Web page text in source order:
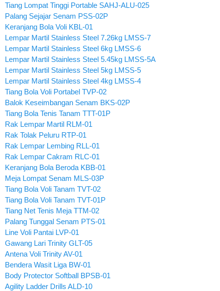
Tiang Lompat Tinggi Portable SAHJ-ALU-025
Palang Sejajar Senam PSS-02P
Keranjang Bola Voli KBL-01
Lempar Martil Stainless Steel 7.26kg LMSS-7
Lempar Martil Stainless Steel 6kg LMSS-6
Lempar Martil Stainless Steel 5.45kg LMSS-5A
Lempar Martil Stainless Steel 5kg LMSS-5
Lempar Martil Stainless Steel 4kg LMSS-4
Tiang Bola Voli Portabel TVP-02
Balok Keseimbangan Senam BKS-02P
Tiang Bola Tenis Tanam TTT-01P
Rak Lempar Martil RLM-01
Rak Tolak Peluru RTP-01
Rak Lempar Lembing RLL-01
Rak Lempar Cakram RLC-01
Keranjang Bola Beroda KBB-01
Meja Lompat Senam MLS-03P
Tiang Bola Voli Tanam TVT-02
Tiang Bola Voli Tanam TVT-01P
Tiang Net Tenis Meja TTM-02
Palang Tunggal Senam PTS-01
Line Voli Pantai LVP-01
Gawang Lari Trinity GLT-05
Antena Voli Trinity AV-01
Bendera Wasit Liga BW-01
Body Protector Softball BPSB-01
Agility Ladder Drills ALD-10